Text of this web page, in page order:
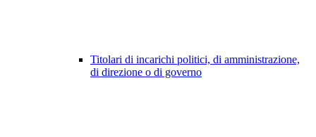
Titolari di incarichi politici, di amministrazione,
di direzione o di governo